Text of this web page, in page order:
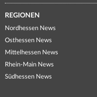
REGIONEN
Nordhessen News
Osthessen News
Mittelhessen News
Rhein-Main News
Südhessen News